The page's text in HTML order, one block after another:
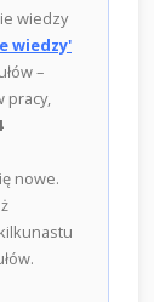
wiedzy
wiedzy'
–
pracy,
nowe.